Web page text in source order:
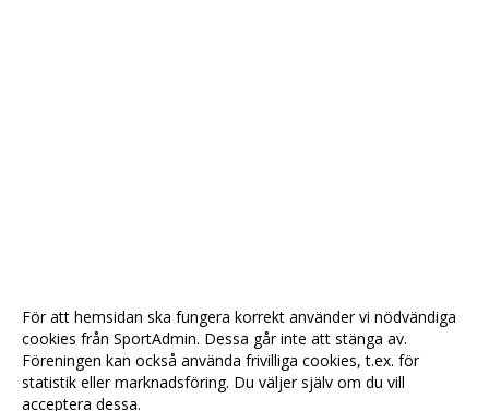
För att hemsidan ska fungera korrekt använder vi nödvändiga
cookies från SportAdmin. Dessa går inte att stänga av.
Föreningen kan också använda frivilliga cookies, t.ex. för
statistik eller marknadsföring. Du väljer själv om du vill
acceptera dessa.